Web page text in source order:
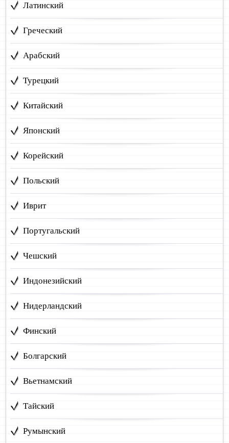
Латинский
Греческий
Арабский
Турецкий
Китайский
Японский
Корейский
Польский
Иврит
Португальский
Чешский
Индонезийский
Нидерландский
Финский
Болгарский
Вьетнамский
Тайский
Румынский